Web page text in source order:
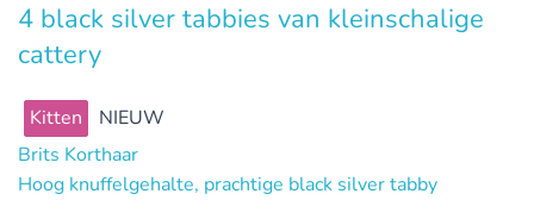
4 black silver tabbies van kleinschalige
cattery
Kitten
NIEUW
Brits Korthaar
Hoog knuffelgehalte, prachtige black silver tabby